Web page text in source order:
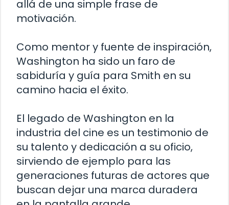
allá de una simple frase de
motivación.
Como mentor y fuente de inspiración,
Washington ha sido un faro de
sabiduría y guía para Smith en su
camino hacia el éxito.
El legado de Washington en la
industria del cine es un testimonio de
su talento y dedicación a su oficio,
sirviendo de ejemplo para las
generaciones futuras de actores que
buscan dejar una marca duradera